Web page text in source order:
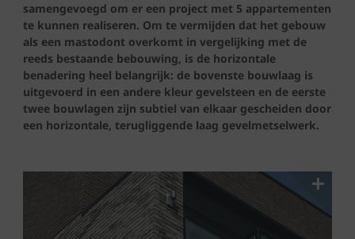
samengevoegd om er een project met 5 appartementen
te kunnen realiseren. Om te vermijden dat het gebouw
als een mastodont overkomt in vergelijking met de
reeds bestaande bebouwing, is de horizontale
benadering heel belangrijk: de bovenste bouwlaag is
uitgevoerd in een andere kleur gevelsteen en de eerste
twee bouwlagen zijn subtiel van elkaar gescheiden door
een horizontale, terugliggende laag gevelmetselwerk.